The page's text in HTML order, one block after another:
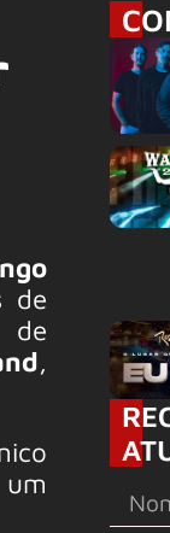
de
de
,